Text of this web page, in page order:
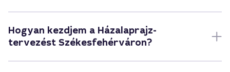
Hogyan kezdjem a Házalaprajz-
tervezést Székesfehérváron?